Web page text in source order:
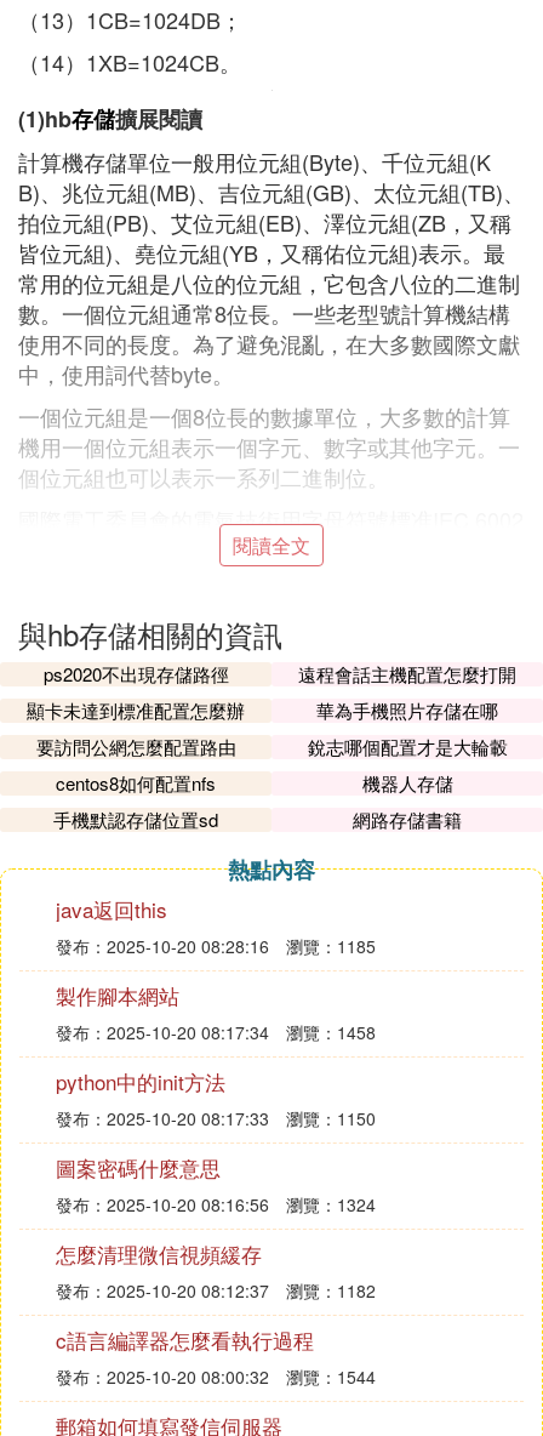
（13）1CB=1024DB；
（14）1XB=1024CB。
(1)hb存儲擴展閱讀
計算機存儲單位一般用位元組(Byte)、千位元組(K
B)、兆位元組(MB)、吉位元組(GB)、太位元組(TB)、
拍位元組(PB)、艾位元組(EB)、澤位元組(ZB，又稱
皆位元組)、堯位元組(YB，又稱佑位元組)表示。最
常用的位元組是八位的位元組，它包含八位的二進制
數。一個位元組通常8位長。一些老型號計算機結構
使用不同的長度。為了避免混亂，在大多數國際文獻
中，使用詞代替byte。
一個位元組是一個8位長的數據單位，大多數的計算
機用一個位元組表示一個字元、數字或其他字元。一
個位元組也可以表示一系列二進制位。
國際電工委員會的電氣技術用字母符號標准IEC 6002
1MiB=1024KB= 2^20 B；
1GiB=1024MB= 2^30 B；
1TiB=1024GB= 2^40 B；
1PiB=1024TB= 2^50 B；
1EiB=1024PB= 2^60 B；
1YiB= 1024ZB= 2^80 B。
閱讀全文
與hb存儲相關的資訊
ps2020不出現存儲路徑
遠程會話主機配置怎麼打開
顯卡未達到標准配置怎麼辦
華為手機照片存儲在哪
要訪問公網怎麼配置路由
銳志哪個配置才是大輪轂
centos8如何配置nfs
機器人存儲
手機默認存儲位置sd
網路存儲書籍
熱點內容
java返回this
發布：2025-10-20 08:28:16 瀏覽：1185
製作腳本網站
發布：2025-10-20 08:17:34 瀏覽：1458
python中的init方法
發布：2025-10-20 08:17:33 瀏覽：1150
圖案密碼什麼意思
發布：2025-10-20 08:16:56 瀏覽：1324
怎麼清理微信視頻緩存
發布：2025-10-20 08:12:37 瀏覽：1182
c語言編譯器怎麼看執行過程
發布：2025-10-20 08:00:32 瀏覽：1544
郵箱如何填寫發信伺服器